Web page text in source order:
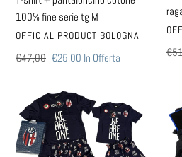
:
100%
fine
serie
100% fine serie tg M
VENDITORE
OFFICIAL PRODUCT BOLOGNA
Prezzo
€47,00 Prezzo
€25,00 In Offerta
e
26’
shirt
Bologna
BFC1909